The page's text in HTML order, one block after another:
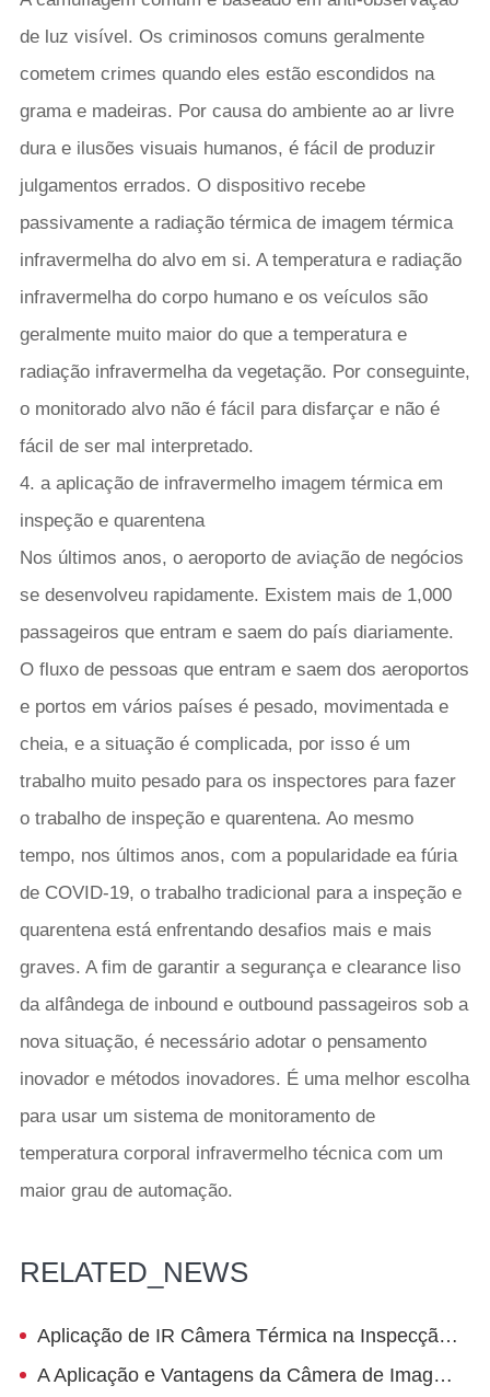
de luz visível. Os criminosos comuns geralmente
cometem crimes quando eles estão escondidos na
grama e madeiras. Por causa do ambiente ao ar livre
dura e ilusões visuais humanos, é fácil de produzir
julgamentos errados. O dispositivo recebe
passivamente a radiação térmica de imagem térmica
infravermelha do alvo em si. A temperatura e radiação
infravermelha do corpo humano e os veículos são
geralmente muito maior do que a temperatura e
radiação infravermelha da vegetação. Por conseguinte,
o monitorado alvo não é fácil para disfarçar e não é
fácil de ser mal interpretado.
4. a aplicação de infravermelho imagem térmica em
inspeção e quarentena
Nos últimos anos, o aeroporto de aviação de negócios
se desenvolveu rapidamente. Existem mais de 1,000
passageiros que entram e saem do país diariamente.
O fluxo de pessoas que entram e saem dos aeroportos
e portos em vários países é pesado, movimentada e
cheia, e a situação é complicada, por isso é um
trabalho muito pesado para os inspectores para fazer
o trabalho de inspeção e quarentena. Ao mesmo
tempo, nos últimos anos, com a popularidade ea fúria
de COVID-19, o trabalho tradicional para a inspeção e
quarentena está enfrentando desafios mais e mais
graves. A fim de garantir a segurança e clearance liso
da alfândega de inbound e outbound passageiros sob a
nova situação, é necessário adotar o pensamento
inovador e métodos inovadores. É uma melhor escolha
para usar um sistema de monitoramento de
temperatura corporal infravermelho técnica com um
maior grau de automação.
RELATED_NEWS
Aplicação de IR Câmera Térmica na Inspecção De Pneus
A Aplicação e Vantagens da Câmera de Imagem Térmica Infravermelha em Construção